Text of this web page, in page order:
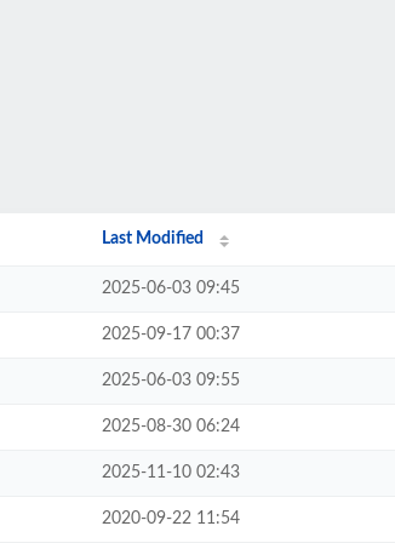
Last Modified
2025-06-03 09:45
2025-09-17 00:37
2025-06-03 09:55
2025-08-30 06:24
2025-11-10 02:43
2020-09-22 11:54